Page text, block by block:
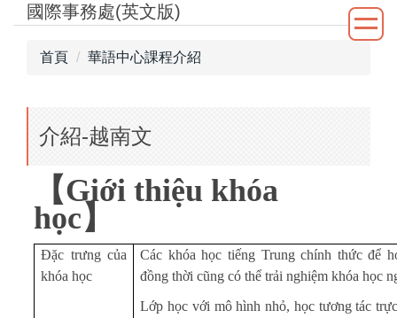
國際事務處(英文版)
首頁 華語中心課程介紹
介紹-越南文
【Giới thiệu khóa
học】
Đặc trưng của
khóa học
Các khóa học tiếng Trung chính thức để
đồng thời cũng có thể trải nghiệm khóa học
Lớp học với mô hình nhỏ, học tương tác